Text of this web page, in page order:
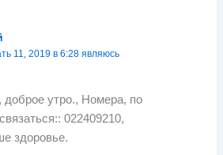
11, 2019 в 6:28 являюсь
доброе утро., Номера, по
022409210,
здоровье.